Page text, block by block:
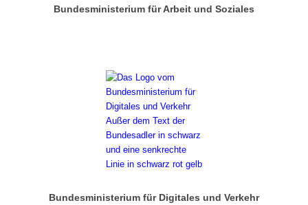
Bundesministerium für Arbeit und Soziales
Bundesministerium für Digitales und Verkehr